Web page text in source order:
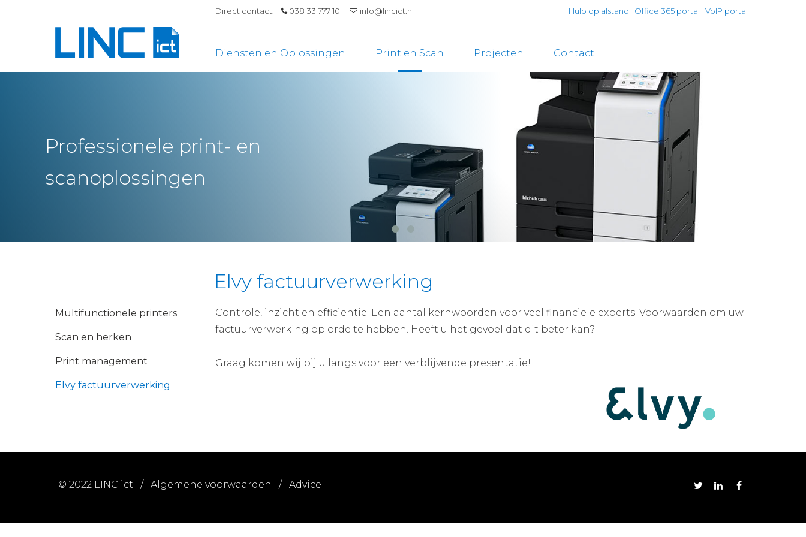
Diensten en Oplossingen Print en Scan Projecten Contact
Direct contact: 038 33 777 10 info@lincict.nl Hulp op afstand Office 365 portal VoIP portal
Professionele print- en
scanoplossingen
Elvy factuurverwerking
Controle, inzicht en efficiëntie. Een aantal kernwoorden voor veel financiële experts. Voorwaarden om uw
factuurverwerking op orde te hebben. Heeft u het gevoel dat dit beter kan?
Graag komen wij bij u langs voor een verblijvende presentatie!
Multifunctionele printers
Scan en herken
Print management
Elvy factuurverwerking
© 2022 LINC ict / Algemene voorwaarden / Advice